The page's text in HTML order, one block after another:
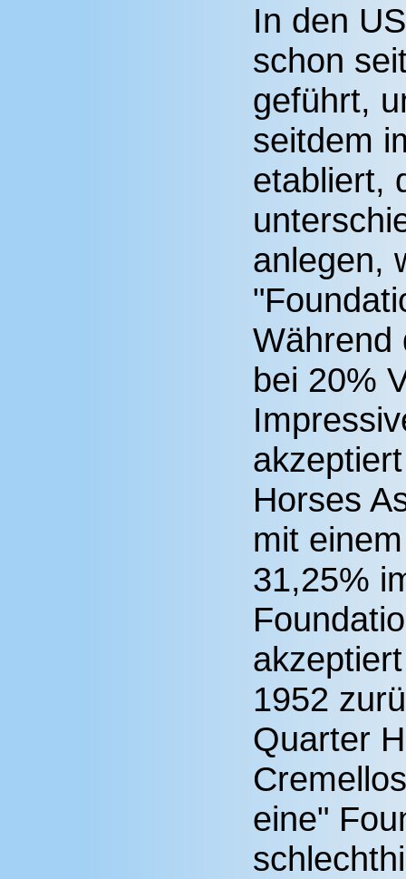
In den
schon
geführt,
seitdem
etabliert,
anlegen,
Während
bei 20%
Horses
mit
31,25%
1952
Quarter
eine"